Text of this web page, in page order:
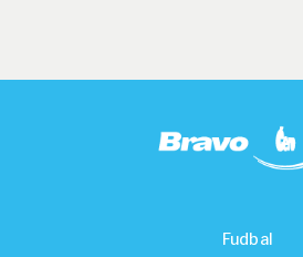
Fudbal